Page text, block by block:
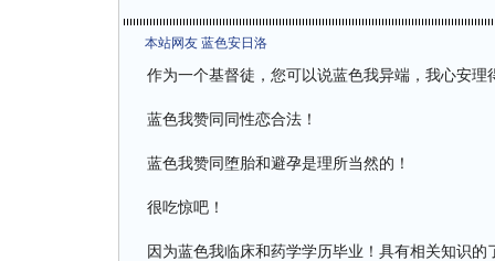
本站网友 蓝色安日洛
作为一个基督徒，您可以说蓝色我异端，我心安理
蓝色我赞同同性恋合法！
蓝色我赞同堕胎和避孕是理所当然的！
很吃惊吧！
因为蓝色我临床和药学学历毕业！具有相关知识的